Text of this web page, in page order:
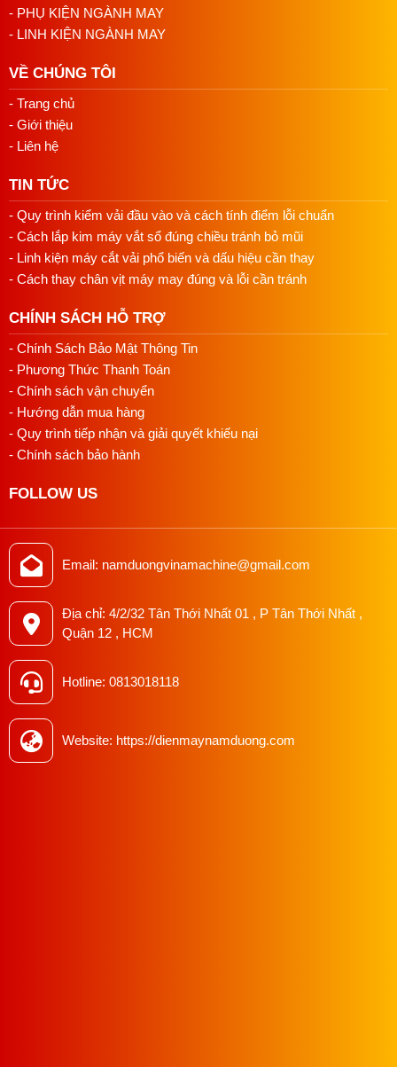
- PHỤ KIỆN NGÀNH MAY
- LINH KIỆN NGÀNH MAY
VỀ CHÚNG TÔI
- Trang chủ
- Giới thiệu
- Liên hệ
TIN TỨC
- Quy trình kiểm vải đầu vào và cách tính điểm lỗi chuẩn
- Cách lắp kim máy vắt sổ đúng chiều tránh bỏ mũi
- Linh kiện máy cắt vải phổ biến và dấu hiệu cần thay
- Cách thay chân vịt máy may đúng và lỗi cần tránh
CHÍNH SÁCH HỖ TRỢ
- Chính Sách Bảo Mật Thông Tin
- Phương Thức Thanh Toán
- Chính sách vận chuyển
- Hướng dẫn mua hàng
- Quy trình tiếp nhận và giải quyết khiếu nại
- Chính sách bảo hành
FOLLOW US
Email: namduongvinamachine@gmail.com
Địa chỉ: 4/2/32 Tân Thới Nhất 01 , P Tân Thới Nhất ,
Quận 12 , HCM
Hotline: 0813018118
Website: https://dienmaynamduong.com